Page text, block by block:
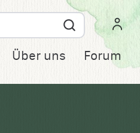
Über uns Forum